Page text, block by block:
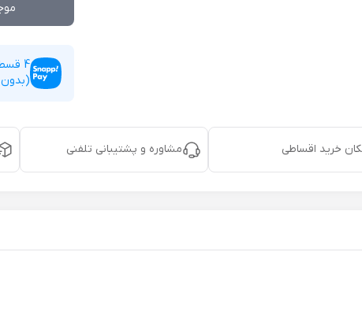
(بدون
خرید اقساطی مشاوره و پشتیبانی تلفنی